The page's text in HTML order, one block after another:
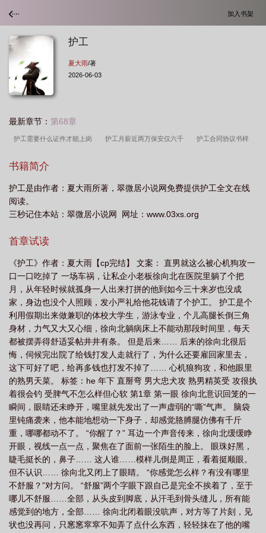
加入书架
护工
夏大雨/著
2026-06-03
最新章节： 第68章
护工需要什么证件才能上岗 护工月薪近两万保安仅六千 护工合同协议书样
一天多少钱
办理考取 护工证怎么办理 护工的特殊待遇4 累不累 护工培训班在哪里
报名学费是多少
吗 护工证多少钱
个月 护工证在哪里考才是正规的 护工和护理员有什么区别 护工平台 医院
陪护 护工是干什么活的 护工证在哪里办理多少钱 护工证查询官网
证怎么考 护工去哪里找 护工证和养老护理证有什么区别 护工证怎么查
询 护工费保险公司怎么赔 护工的工作内容和范围是什么 护工哪里找
工两个月偷走40多万 护工照顾老人 护工24小时陪护 护工证在哪里办
理 护工费标准多少钱一天
书籍简介
护工是由作者：夏大雨所著，翠微居小说网免费提供护工全文在线
阅读。
三秒记住本站：翠微居小说网 网址：www.03xs.org
首章试读
《护工》作者：夏大雨【cp完结】 文案： 直男就这么被心机狗攻一
口一口吃掉了 一场车祸，让私企小老板徐向北在医院里躺了个把
月，从年轻时候就孤身一人出来打拼的他到如今三十来岁也没成
家，身边也没个人照顾，发小严礼给他花钱请了个护工。 护工是个
利用假期出来做兼职的体校大学生，游泳专业，个儿高腿长倒三角
身材，力气又大又心细，徐向北躺病床上不能动那段时间里，每天
都被摆弄得舒适妥帖井井有条。 但是后来…… 后来的徐向北很后
悔，伺候完出院了给钱打发人走就行了，为什么还要雇回家里去，
这下可好了吧，给再多钱也打发不掉了…… 心机狼狗攻，和他眼里
的熟男天菜。 标签：he 年下 直掰弯 男大忠犬攻 熟男精英受 攻很执
着很会钓 受脾气不怎么样但心软 第1章 第一眼 徐向北意识回笼的一
瞬间，眼睛还未睁开，嘴里就先发出了一声虚弱的“嘶”气声。 脑袋
里钝痛袭来，他本能地想动一下身子，却感觉胳膊腿仿佛有千斤
重，哪哪都动不了。 “你醒了？” 耳边一个声音传来，徐向北缓缓睁
开眼，视线一点一点，聚焦在了面前一张陌生的脸上。 眼珠好黑，
睫毛挺长的，鼻子…… 这人谁……模样儿倒是周正，看着挺顺眼。
但不认识…… 徐向北又闭上了眼睛。 “你感觉怎么样？有没有哪里
不舒服？”对方问。 “舒服”两个字眼下跟自己是完全不挨着了，至于
哪儿不舒服……全部，从头皮到脚底，从汗毛到骨头缝儿，所有能
感觉到的地方，全部…… 徐向北闭着眼没吭声，对方等了片刻，见
状也没再问，只窸窸窣窣不知弄了点什么东西，轻轻抹在了他的嘴